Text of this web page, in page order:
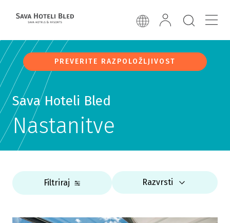
PREVERITE RAZPOLOŽLJIVOST
Sava Hoteli Bled
Nastanitve
Filtriraj Razvrsti